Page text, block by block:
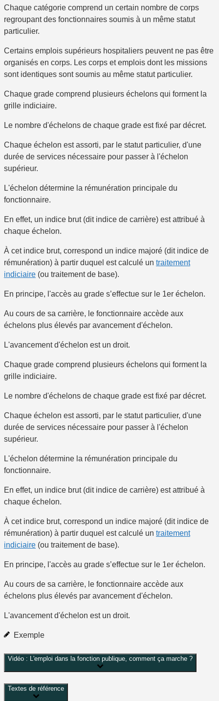
Chaque catégorie comprend un certain nombre de corps
regroupant des fonctionnaires soumis à un même statut
particulier.
Certains emplois supérieurs hospitaliers peuvent ne pas être
organisés en corps. Les corps et emplois dont les missions
sont identiques sont soumis au même statut particulier.
Chaque grade comprend plusieurs échelons qui forment la
grille indiciaire.
Le nombre d'échelons de chaque grade est fixé par décret.
Chaque échelon est assorti, par le statut particulier, d'une
durée de services nécessaire pour passer à l'échelon
supérieur.
L'échelon détermine la rémunération principale du
fonctionnaire.
En effet, un indice brut (dit indice de carrière) est attribué à
chaque échelon.
À cet indice brut, correspond un indice majoré (dit indice de
rémunération) à partir duquel est calculé un traitement
indiciaire (ou traitement de base).
En principe, l'accès au grade s’effectue sur le 1er échelon.
Au cours de sa carrière, le fonctionnaire accède aux
échelons plus élevés par avancement d'échelon.
L'avancement d'échelon est un droit.
Chaque grade comprend plusieurs échelons qui forment la
grille indiciaire.
Le nombre d'échelons de chaque grade est fixé par décret.
Chaque échelon est assorti, par le statut particulier, d'une
durée de services nécessaire pour passer à l'échelon
supérieur.
L'échelon détermine la rémunération principale du
fonctionnaire.
En effet, un indice brut (dit indice de carrière) est attribué à
chaque échelon.
À cet indice brut, correspond un indice majoré (dit indice de
rémunération) à partir duquel est calculé un traitement
indiciaire (ou traitement de base).
En principe, l'accès au grade s’effectue sur le 1er échelon.
Au cours de sa carrière, le fonctionnaire accède aux
échelons plus élevés par avancement d'échelon.
L'avancement d'échelon est un droit.
Exemple
Vidéo : L'emploi dans la fonction publique, comment ça marche ?
Textes de référence